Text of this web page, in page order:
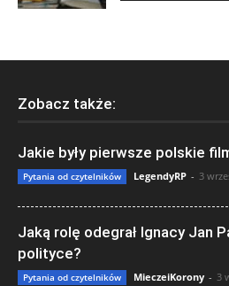
Zobacz także:
Jakie były pierwsze polskie
Pytania od czytelników LegendyRP - 3
Jaką rolę odegrał Ignacy Jan
polityce?
Pytania od czytelników MieczeiKorony - 3